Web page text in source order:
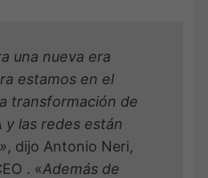
una nueva era
estamos en el
transformación de
y las redes están
, dijo Antonio Neri,
. «Además de